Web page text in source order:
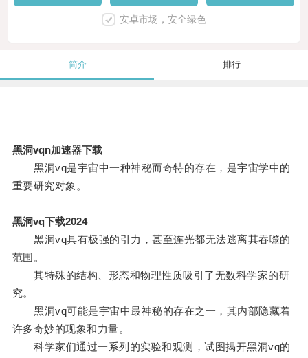
安卓市场，安全绿色
简介 排行
黑洞vqn加速器下载
黑洞vq是宇宙中一种神秘而奇特的存在，是宇宙学中的
重要研究对象。
黑洞vq下载2024
黑洞vq具有极强的引力，甚至连光都无法逃离其吞噬的
范围。
其特殊的结构、形态和物理性质吸引了无数科学家的研
究。
黑洞vq可能是宇宙中最神秘的存在之一，其内部隐藏着
许多奇妙的现象和力量。
科学家们通过一系列的实验和观测，试图揭开黑洞vq的